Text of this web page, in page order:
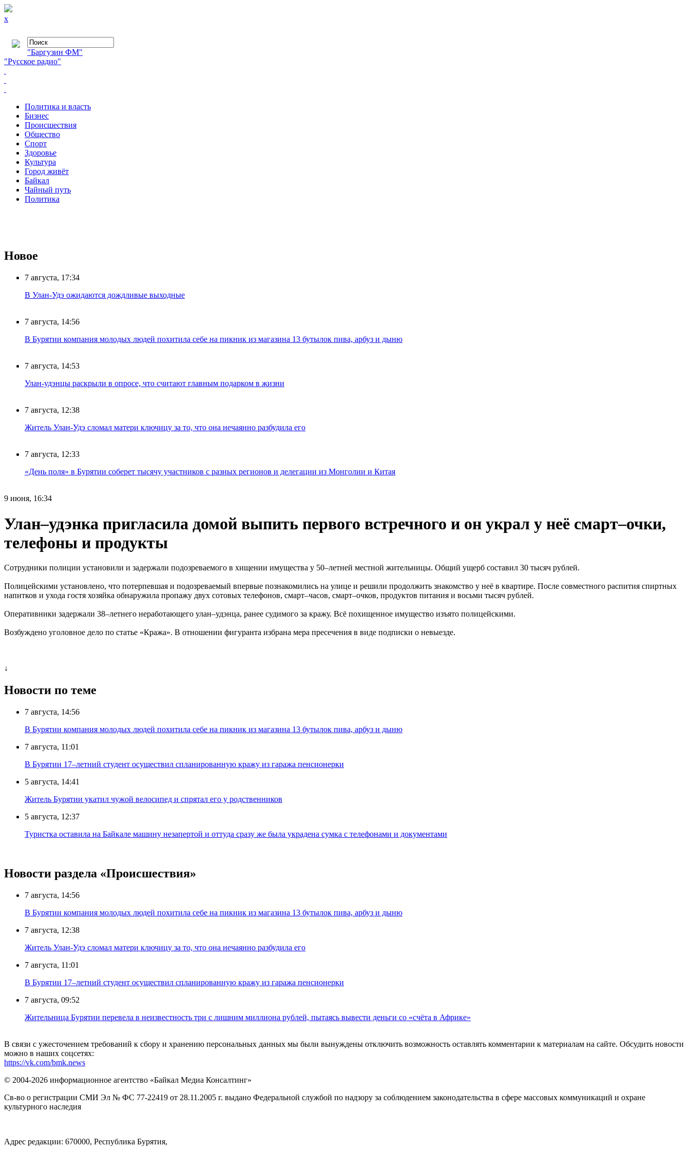
x
"Баргузин ФМ"
"Русское радио"
Политика и власть
Бизнес
Происшествия
Общество
Cпорт
Здоровье
Культура
Город живёт
Байкал
Чайный путь
Политика
Новое
7 августа, 17:34
В Улан-Удэ ожидаются дождливые выходные
7 августа, 14:56
В Бурятии компания молодых людей похитила себе на пикник из магазина 13 бутылок пива, арбуз и дыню
7 августа, 14:53
Улан-удэнцы раскрыли в опросе, что считают главным подарком в жизни
7 августа, 12:38
Житель Улан-Удэ сломал матери ключицу за то, что она нечаянно разбудила его
7 августа, 12:33
«День поля» в Бурятии соберет тысячу участников с разных регионов и делегации из Монголии и Китая
9 июня, 16:34
Улан–удэнка пригласила домой выпить первого встречного и он украл у неё смарт–очки,
телефоны и продукты
Сотрудники полиции установили и задержали подозреваемого в хищении имущества у 50–летней местной жительницы. Общий ущерб составил 30 тысяч рублей.
Полицейскими установлено, что потерпевшая и подозреваемый впервые познакомились на улице и решили продолжить знакомство у неё в квартире. После совместного распития спиртных
напитков и ухода гостя хозяйка обнаружила пропажу двух сотовых телефонов, смарт–часов, смарт–очков, продуктов питания и восьми тысяч рублей.
Оперативники задержали 38–летнего неработающего улан–удэнца, ранее судимого за кражу. Всё похищенное имущество изъято полицейскими.
Возбуждено уголовное дело по статье «Кража». В отношении фигуранта избрана мера пресечения в виде подписки о невыезде.
↓
Новости по теме
7 августа, 14:56
В Бурятии компания молодых людей похитила себе на пикник из магазина 13 бутылок пива, арбуз и дыню
7 августа, 11:01
В Бурятии 17–летний студент осуществил спланированную кражу из гаража пенсионерки
5 августа, 14:41
Житель Бурятии укатил чужой велосипед и спрятал его у родственников
5 августа, 12:37
Туристка оставила на Байкале машину незапертой и оттуда сразу же была украдена сумка с телефонами и документами
Новости раздела «Происшествия»
7 августа, 14:56
В Бурятии компания молодых людей похитила себе на пикник из магазина 13 бутылок пива, арбуз и дыню
7 августа, 12:38
Житель Улан-Удэ сломал матери ключицу за то, что она нечаянно разбудила его
7 августа, 11:01
В Бурятии 17–летний студент осуществил спланированную кражу из гаража пенсионерки
7 августа, 09:52
Жительница Бурятии перевела в неизвестность три с лишним миллиона рублей, пытаясь вывести деньги со «счёта в Африке»
В связи с ужесточением требований к сбору и хранению персональных данных мы были вынуждены отключить возможность оставлять комментарии к материалам на сайте. Обсудить новости
можно в наших соцсетях:
https://vk.com/bmk.news
© 2004-2026 информационное агентство «Байкал Медиа Консалтинг»
Св-во о регистрации СМИ Эл № ФС 77-22419 от 28.11.2005 г. выдано Федеральной службой по надзору за соблюдением законодательства в сфере массовых коммуникаций и охране
культурного наследия
Адрес редакции: 670000, Республика Бурятия,